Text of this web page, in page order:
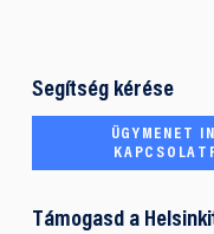
Segítség kérése
ÜGYMENET
Támogasd a